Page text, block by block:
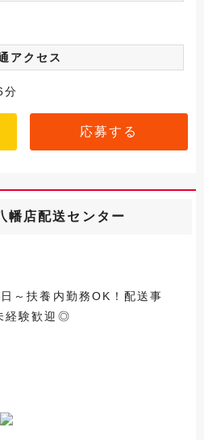
アクセス
分
応募する
店配送センター
～扶養内勤務OK！配送事
経験歓迎◎